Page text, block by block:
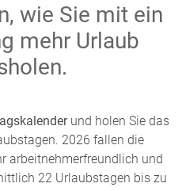
wie Sie mit ein
mehr Urlaub
und holen Sie das
2026 fallen die
arbeitnehmerfreundlich und
22 Urlaubstagen bis zu